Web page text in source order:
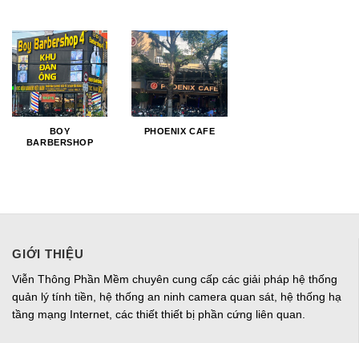
BOY
BARBERSHOP
PHOENIX CAFE
GIỚI THIỆU
Viễn Thông Phần Mềm chuyên cung cấp các giải pháp hệ thống
quản lý tính tiền, hệ thống an ninh camera quan sát, hệ thống hạ
tầng mạng Internet, các thiết thiết bị phần cứng liên quan.